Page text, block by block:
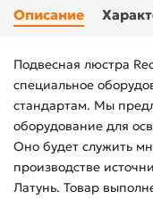
Описание
Подвесная люстра
специальное
стандартам. Мы
оборудование для
Оно будет служить
производстве
Латунь. Товар